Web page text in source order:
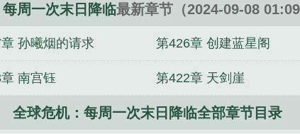
管理局局长：牧尘逸同志，您的生命安全牵动着全
全球危机每周一次末日降临 第291章 全球危机每
机每周一次末日降临167 全球危机每周一次末日降
类似 全球危机每周一次末日降临漫画 全球危机
临免费听书 签到一整年，我出世即无敌！ 末世：
位 短命老公还活着，夫人把他狠狠宠 全球末世
周一次末日降临最新章节（2024-09-08
孙曦烟的请求 第426章 创建蓝星阁
南宫钰 第422章 天剑崖
全球危机：每周一次末日降临全部章节目录